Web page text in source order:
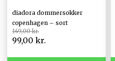
diadora dommersokker
copenhagen – sort
149,00 kr.
99,00 kr.